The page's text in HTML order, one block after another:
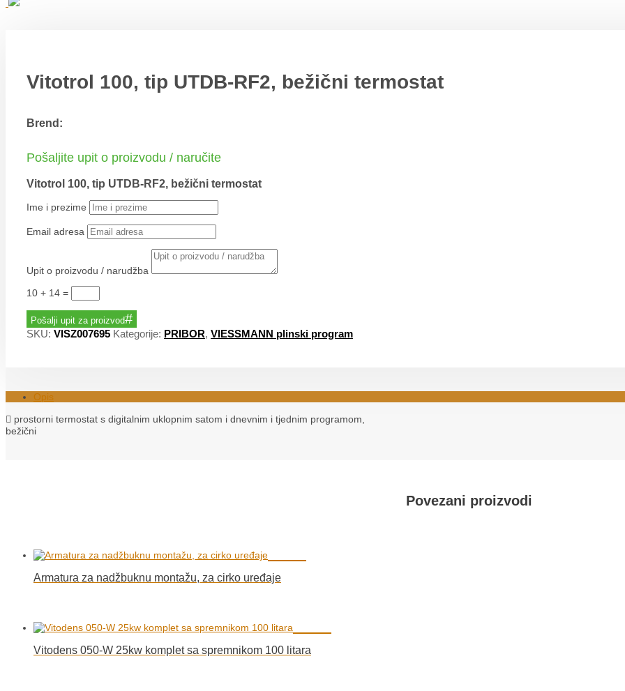
Vitotrol 100, tip UTDB-RF2, bežični termostat
Brend:
Pošaljite upit o proizvodu / naručite
Vitotrol 100, tip UTDB-RF2, bežični termostat
Ime i prezime
Email adresa
Upit o proizvodu / narudžba
10 + 14 =
Pošalji upit za proizvod
SKU: VISZ007695 Kategorije: PRIBOR, VIESSMANN plinski program
Opis
 prostorni termostat s digitalnim uklopnim satom i dnevnim i tjednim programom,
bežični
Povezani proizvodi
Armatura za nadžbuknu montažu, za cirko uređaje
Vitodens 050-W 25kw komplet sa spremnikom 100 litara